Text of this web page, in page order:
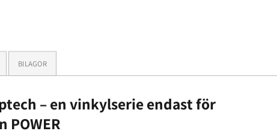
BILAGOR
– en vinkylserie endast för